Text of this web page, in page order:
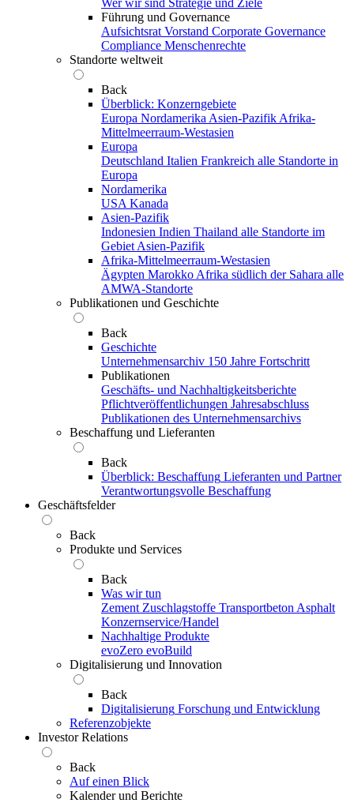
Führung und Governance
Aufsichtsrat Vorstand Corporate Governance
Compliance Menschenrechte
Standorte weltweit
Back
Überblick: Konzerngebiete
Europa Nordamerika Asien-Pazifik Afrika-
Mittelmeerraum-Westasien
Europa
Deutschland Italien Frankreich alle Standorte in
Europa
Nordamerika
USA Kanada
Asien-Pazifik
Indonesien Indien Thailand alle Standorte im
Gebiet Asien-Pazifik
Afrika-Mittelmeerraum-Westasien
Ägypten Marokko Afrika südlich der Sahara alle
AMWA-Standorte
Publikationen und Geschichte
Back
Geschichte
Unternehmensarchiv 150 Jahre Fortschritt
Publikationen
Geschäfts- und Nachhaltigkeitsberichte
Pflichtveröffentlichungen Jahresabschluss
Publikationen des Unternehmensarchivs
Beschaffung und Lieferanten
Back
Überblick: Beschaffung Lieferanten und Partner
Verantwortungsvolle Beschaffung
Geschäftsfelder
Back
Produkte und Services
Back
Was wir tun
Zement Zuschlagstoffe Transportbeton Asphalt
Konzernservice/Handel
Nachhaltige Produkte
evoZero evoBuild
Digitalisierung und Innovation
Back
Digitalisierung Forschung und Entwicklung
Referenzobjekte
Investor Relations
Back
Auf einen Blick
Kalender und Berichte